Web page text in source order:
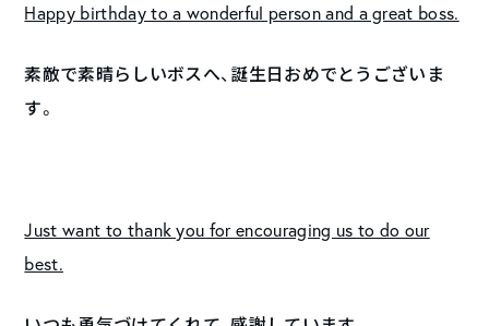
Happy birthday to a wonderful person and a great boss.
素敵で素晴らしいボスへ、誕生日おめでとうございま
す。
Just want to thank you for encouraging us to do our
best.